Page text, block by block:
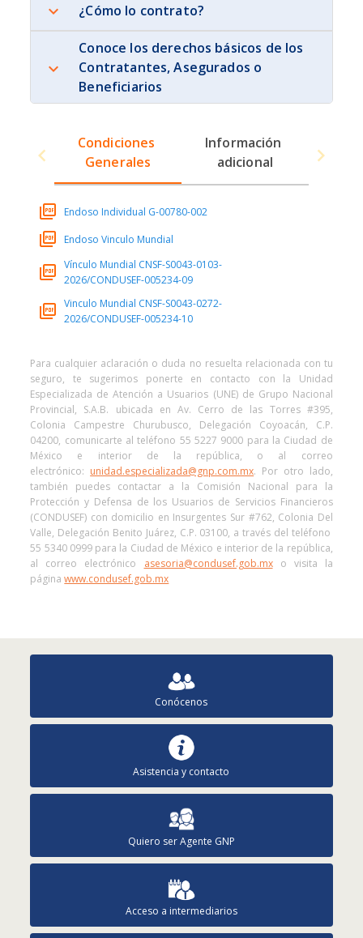
¿Cómo lo contrato?
Conoce los derechos básicos de los
Contratantes, Asegurados o
Beneficiarios
Condiciones
Generales
Información
adicional
Endoso Individual G-00780-002
Endoso Vinculo Mundial
Vínculo Mundial CNSF-S0043-0103-
2026/CONDUSEF-005234-09
Vinculo Mundial CNSF-S0043-0272-
2026/CONDUSEF-005234-10
Para cualquier aclaración o duda no resuelta relacionada con tu
seguro, te sugerimos ponerte en contacto con la Unidad
Especializada de Atención a Usuarios (UNE) de Grupo Nacional
Provincial, S.A.B. ubicada en Av. Cerro de las Torres #395,
Colonia Campestre Churubusco, Delegación Coyoacán, C.P.
04200, comunicarte al teléfono 55 5227 9000 para la Ciudad de
México e interior de la república, o al correo
electrónico: unidad.especializada@gnp.com.mx. Por otro lado,
también puedes contactar a la Comisión Nacional para la
Protección y Defensa de los Usuarios de Servicios Financieros
(CONDUSEF) con domicilio en Insurgentes Sur #762, Colonia Del
Valle, Delegación Benito Juárez, C.P. 03100, a través del teléfono
55 5340 0999 para la Ciudad de México e interior de la república,
al correo electrónico asesoria@condusef.gob.mxo visita la
páginawww.condusef.gob.mx
Conócenos
Asistencia y contacto
Quiero ser Agente GNP
Acceso a intermediarios